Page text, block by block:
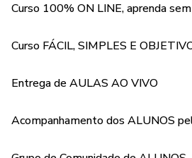
Curso 100% ON LINE, aprenda
Curso FÁCIL, SIMPLES E
Entrega de AULAS AO VIVO
Acompanhamento dos ALUNOS